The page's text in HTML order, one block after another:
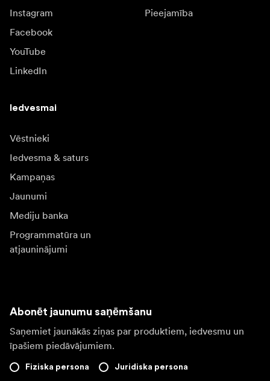
Instagram
Facebook
YouTube
LinkedIn
Pieejamība
Iedvesmai
Vēstnieki
Iedvesma & saturs
Kampaņas
Jaunumi
Mediju banka
Programmatūra un
atjauninājumi
Abonēt jaunumu saņēmšanu
Saņemiet jaunākās ziņas par produktiem, iedvesmu un
īpašiem piedāvājumiem.
Fiziska persona Juridiska persona